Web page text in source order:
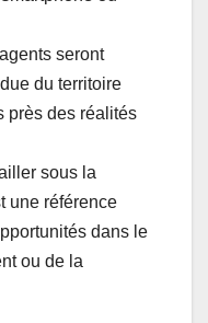
seront
du territoire
près des réalités
sous la
une référence
dans le
ou de la